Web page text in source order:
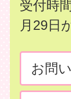
受付時
月29日
お問